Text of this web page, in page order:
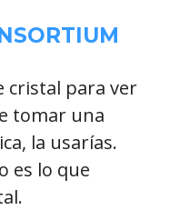
cristal para ver
tomar una
la usarías.
es lo que